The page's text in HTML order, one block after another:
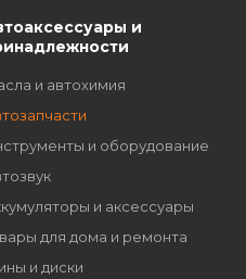
и
и автохимия
и оборудование
и аксессуары
для дома и ремонта
и диски